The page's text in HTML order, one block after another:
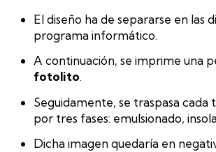
El diseño ha de separarse en las
programa informático.
A continuación, se imprime una
fotolito.
Seguidamente, se traspasa cada
por tres fases: emulsionado,
Dicha imagen quedaría en